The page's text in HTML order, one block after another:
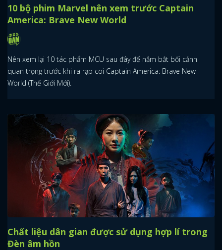
10 bộ phim Marvel nên xem trước Captain
America: Brave New World
Nên xem lại 10 tác phẩm MCU sau đây để nắm bắt bối cảnh
quan trọng trước khi ra rạp coi Captain America: Brave New
World (Thế Giới Mới).
Chất liệu dân gian được sử dụng hợp lí trong
Đèn âm hồn